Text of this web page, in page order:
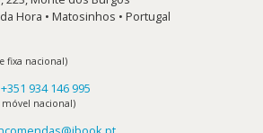
Hora • Matosinhos • Portugal
fixa nacional)
+351 934 146 995
nacional)